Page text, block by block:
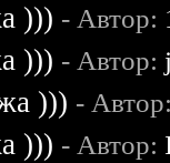
))) - Автор:
))) - Автор:
))) -
))) - Автор: